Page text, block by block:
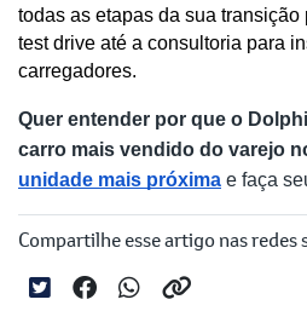
todas as etapas da sua
test drive até a consultoria para
carregadores.
Quer entender por que o
carro mais vendido do varejo
unidade mais próxima e faça
Compartilhe esse artigo nas redes